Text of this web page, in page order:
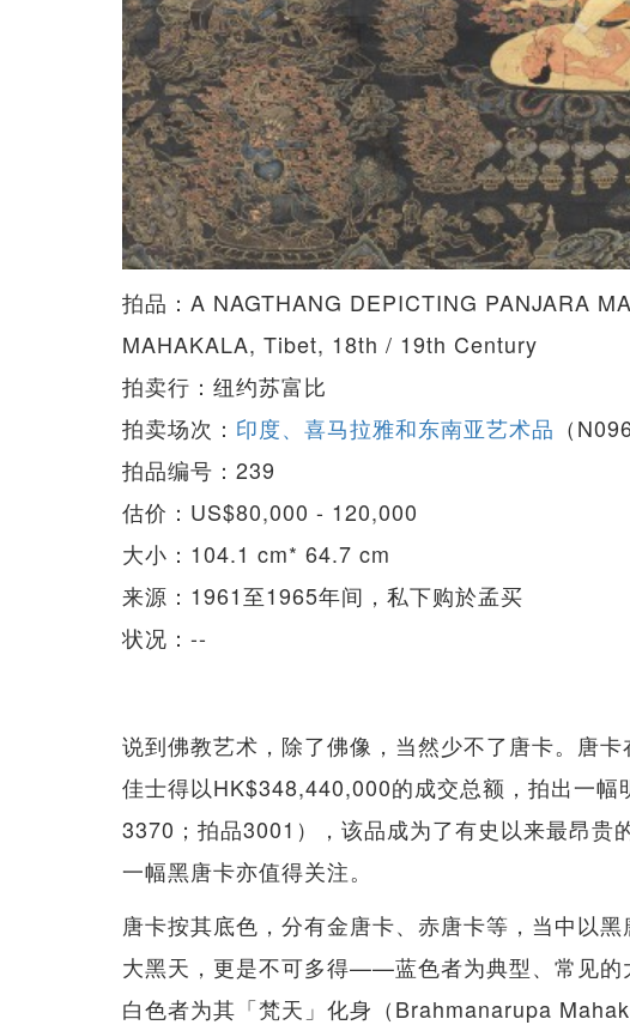
拍品：A NAGTHANG DEPICTING PANJARA
MAHAKALA, Tibet, 18th / 19th Century
拍卖行：纽约苏富比
拍卖场次： 印度、喜马拉雅和东南亚艺术品 （
拍品编号：239
估价：US$80,000 - 120,000
大小：104.1 cm* 64.7 cm
来源：1961至1965年间，私下购於孟买
状况：--
说到佛教艺术，除了佛像，当然少不了唐卡。唐
佳士得以HK$348,440,000的成交总额，拍出一幅
3370；拍品3001），该品成为了有史以来最昂贵
一幅黑唐卡亦值得关注。
唐卡按其底色，分有金唐卡、赤唐卡等，当中以
大黑天，更是不可多得——蓝色者为典型、常见
白色者为其「梵天」化身（Brahmanarupa